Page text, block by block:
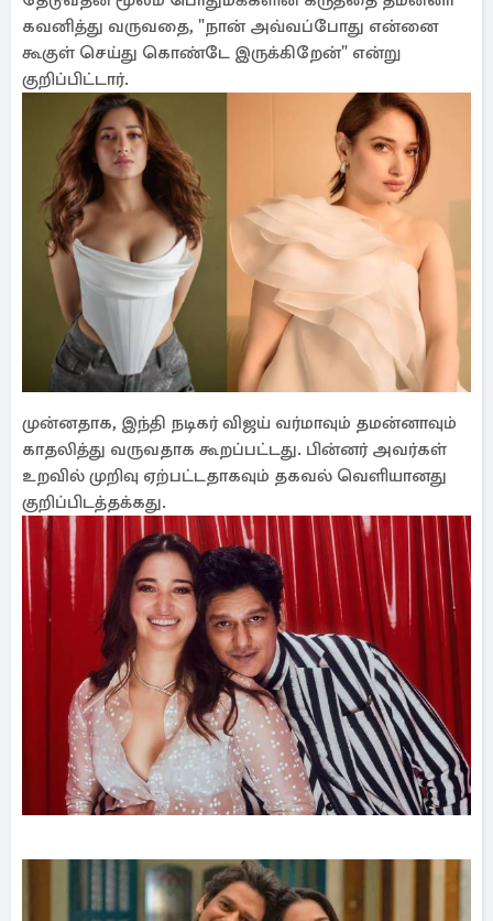
கவனித்து வருவதை, "நான் அவ்வப்போது என்னை
கூகுள் செய்து கொண்டே இருக்கிறேன்" என்று
குறிப்பிட்டார்.
முன்னதாக, இந்தி நடிகர் விஜய் வர்மாவும் தமன்னாவும்
காதலித்து வருவதாக கூறப்பட்டது. பின்னர் அவர்கள்
உறவில் முறிவு ஏற்பட்டதாகவும் தகவல் வெளியானது
குறிப்பிடத்தக்கது.